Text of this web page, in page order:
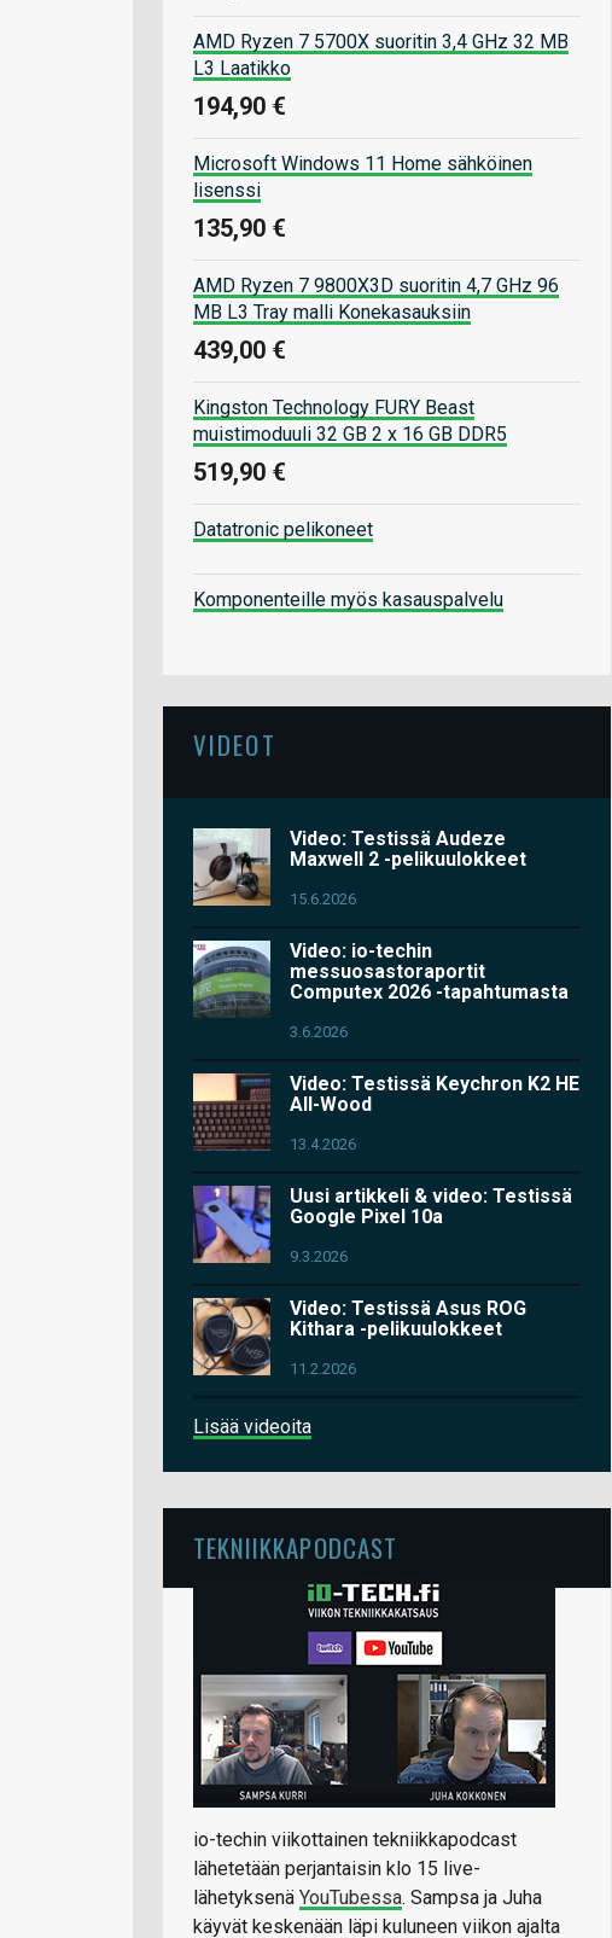
AMD Ryzen 7 5700X suoritin 3,4 GHz 32 MB
L3 Laatikko
194,90 €
Microsoft Windows 11 Home sähköinen
lisenssi
135,90 €
AMD Ryzen 7 9800X3D suoritin 4,7 GHz 96
MB L3 Tray malli Konekasauksiin
439,00 €
Kingston Technology FURY Beast
muistimoduuli 32 GB 2 x 16 GB DDR5
519,90 €
Datatronic pelikoneet
Komponenteille myös kasauspalvelu
VIDEOT
Video: Testissä Audeze
Maxwell 2 -pelikuulokkeet
15.6.2026
Video: io-techin
messuosastoraportit
Computex 2026 -tapahtumasta
3.6.2026
Video: Testissä Keychron K2 HE
All-Wood
13.4.2026
Uusi artikkeli & video: Testissä
Google Pixel 10a
9.3.2026
Video: Testissä Asus ROG
Kithara -pelikuulokkeet
11.2.2026
Lisää videoita
TEKNIIKKAPODCAST
io-techin viikottainen tekniikkapodcast
lähetetään perjantaisin klo 15 live-
lähetyksenä YouTubessa. Sampsa ja Juha
käyvät keskenään läpi kuluneen viikon ajalta